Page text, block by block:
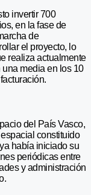
invertir 700
en la fase de
de
el proyecto, lo
realiza actualmente
media en los 10
del País Vasco,
constituido
había iniciado su
periódicas entre
y administración